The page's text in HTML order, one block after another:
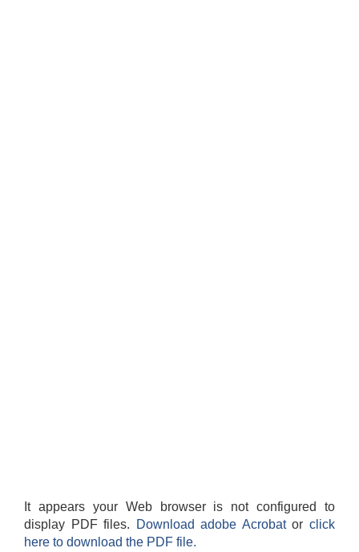
It appears your Web browser is not configured to
display PDF files.
Download adobe Acrobatorclick
here to download the PDF file.